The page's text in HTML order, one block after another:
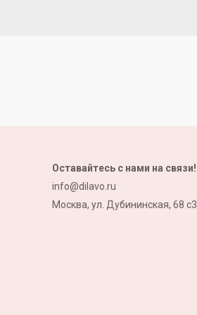
Оставайтесь с нами на связи!
info@dilavo.ru
Москва, ул. Дубининская, 68 с3